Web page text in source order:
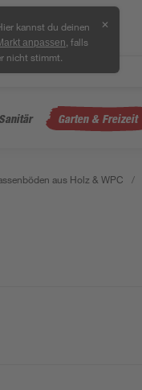
kannst du deinen
anpassen , falls
nicht stimmt.
✕
Garten & Freizeit
aus Holz & WPC /